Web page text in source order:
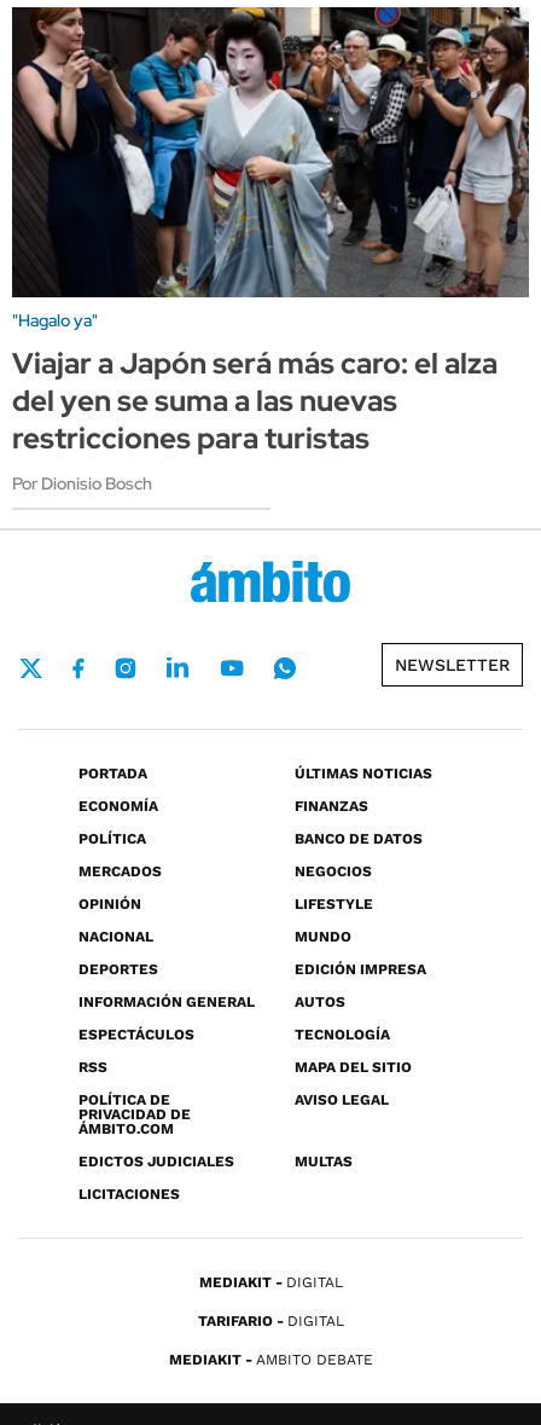
"Hagalo ya"
Viajar a Japón será más caro: el alza
del yen se suma a las nuevas
restricciones para turistas
Por Dionisio Bosch
NEWSLETTER
PORTADA
ÚLTIMAS NOTICIAS
ECONOMÍA
FINANZAS
POLÍTICA
BANCO DE DATOS
MERCADOS
NEGOCIOS
OPINIÓN
LIFESTYLE
NACIONAL
MUNDO
DEPORTES
EDICIÓN IMPRESA
INFORMACIÓN GENERAL
AUTOS
ESPECTÁCULOS
TECNOLOGÍA
RSS
MAPA DEL SITIO
POLÍTICA DE
PRIVACIDAD DE
ÁMBITO.COM
AVISO LEGAL
EDICTOS JUDICIALES
MULTAS
LICITACIONES
MEDIAKIT DIGITAL
TARIFARIO DIGITAL
MEDIAKIT AMBITO DEBATE